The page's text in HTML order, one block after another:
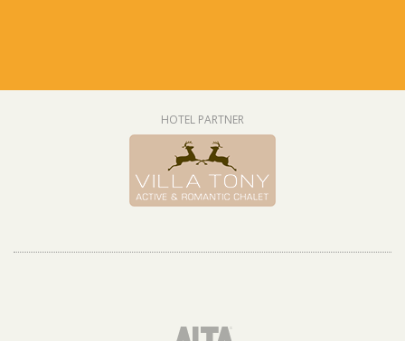
HOTEL PARTNER